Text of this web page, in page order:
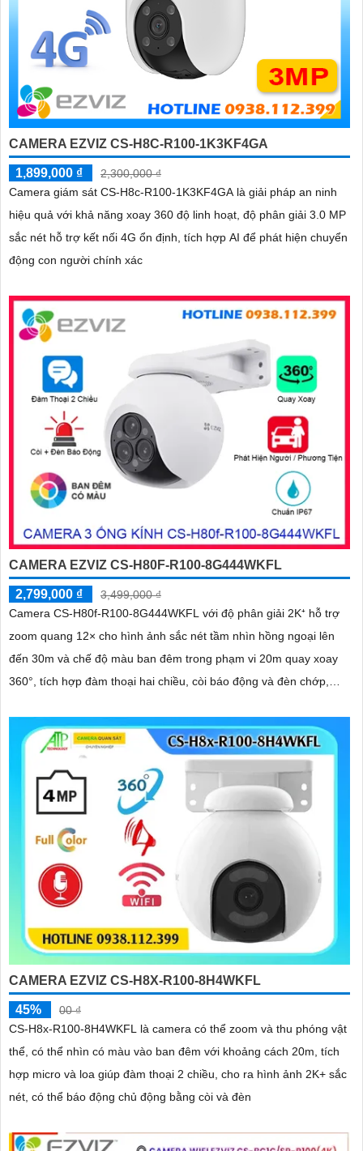
CAMERA EZVIZ CS-H8C-R100-1K3KF4GA
1,899,000 ₫
2,300,000 ₫
Camera giám sát CS-H8c-R100-1K3KF4GA là giải pháp an ninh
hiệu quả với khả năng xoay 360 độ linh hoạt, độ phân giải 3.0 MP
sắc nét hỗ trợ kết nối 4G ổn định, tích hợp AI để phát hiện chuyển
động con người chính xác
CAMERA EZVIZ CS-H80F-R100-8G444WKFL
2,799,000 ₫
3,499,000 ₫
Camera CS-H80f-R100-8G444WKFL với độ phân giải 2K⁺ hỗ trợ
zoom quang 12× cho hình ảnh sắc nét tầm nhìn hồng ngoại lên
đến 30m và chế độ màu ban đêm trong phạm vi 20m quay xoay
360°, tích hợp đàm thoại hai chiều, còi báo động và đèn chớp,
năng chống bụi, nước, đảm bảo hoạt động ổn định trong mọi điều
kiện thời tiết
CAMERA EZVIZ CS-H8X-R100-8H4WKFL
45%
00 ₫
CS-H8x-R100-8H4WKFL là camera có thể zoom và thu phóng vật
thể, có thể nhìn có màu vào ban đêm với khoảng cách 20m, tích
hợp micro và loa giúp đàm thoại 2 chiều, cho ra hình ảnh 2K+ sắc
nét, có thể báo động chủ động bằng còi và đèn